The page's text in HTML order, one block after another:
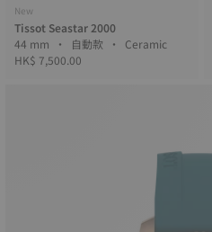
New
Tissot Seastar 2000
44 mm • 自動款 • Ceramic
HK$ 7,500.00